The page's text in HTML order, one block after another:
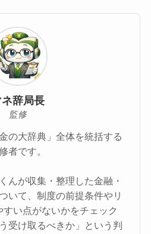
ネ辞局長
監修
の大辞典」全体を統括する
者です。
んが収集・整理した金融・
いて、制度の前提条件やリ
い点がないかをチェック
受け取るべきか」という判